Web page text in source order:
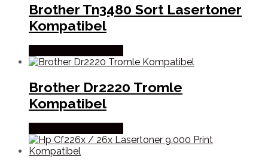
Brother Tn3480 Sort Lasertoner
Kompatibel
Brother Dr2220 Tromle
Kompatibel